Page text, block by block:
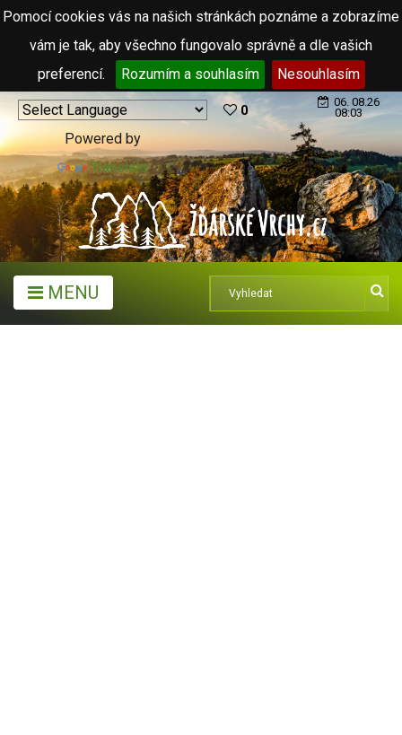
Pomocí cookies vás na našich stránkách poznáme a zobrazíme
vám je tak, aby všechno fungovalo správně a dle vašich
preferencí.
Rozumím a souhlasím Nesouhlasím
Powered by
Translate
0
06. 08.26
08:03
MENU